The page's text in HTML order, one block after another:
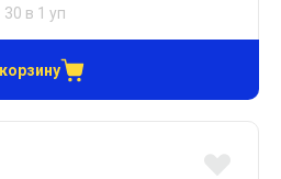
30 в 1 уп